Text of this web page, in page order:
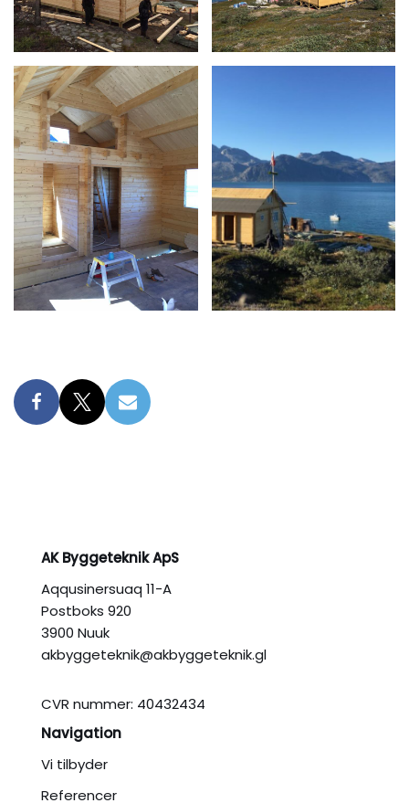
AK Byggeteknik ApS
Aqqusinersuaq 11-A
Postboks 920
3900 Nuuk
akbyggeteknik@akbyggeteknik.gl
CVR nummer: 40432434
Navigation
Vi tilbyder
Referencer